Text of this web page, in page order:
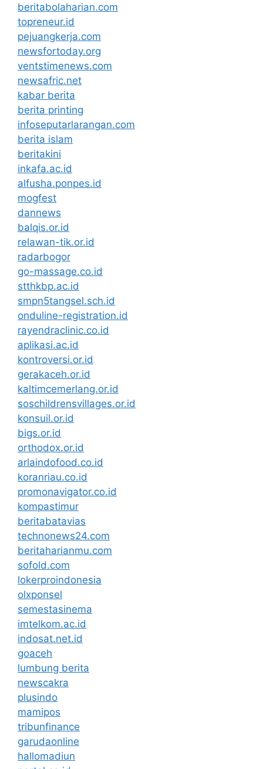
beritabolaharian.com
topreneur.id
pejuangkerja.com
newsfortoday.org
ventstimenews.com
newsafric.net
kabar berita
berita printing
infoseputarlarangan.com
berita islam
beritakini
inkafa.ac.id
alfusha.ponpes.id
mogfest
dannews
balqis.or.id
relawan-tik.or.id
radarbogor
go-massage.co.id
stthkbp.ac.id
smpn5tangsel.sch.id
onduline-registration.id
rayendraclinic.co.id
aplikasi.ac.id
kontroversi.or.id
gerakaceh.or.id
kaltimcemerlang.or.id
soschildrensvillages.or.id
konsuil.or.id
bigs.or.id
orthodox.or.id
arlaindofood.co.id
koranriau.co.id
promonavigator.co.id
kompastimur
beritabatavias
technonews24.com
beritaharianmu.com
sofold.com
lokerproindonesia
olxponsel
semestasinema
imtelkom.ac.id
indosat.net.id
goaceh
lumbung berita
newscakra
plusindo
mamipos
tribunfinance
garudaonline
hallomadiun